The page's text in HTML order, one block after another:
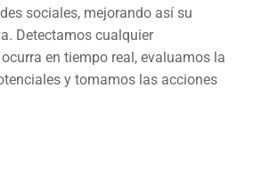
sociales, mejorando así su
Detectamos cualquier
en tiempo real, evaluamos la
y tomamos las acciones